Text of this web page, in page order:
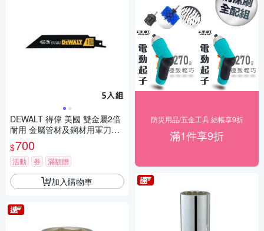
DEWALT 得偉 美國 雙金屬2倍
耐用 金屬管材及鋼材用軍刀鋸
片152mm(5支入) (DWA4186)
$700
活動 券 滿額贈
加入購物車
防災用品/五金工具 結帳享9折
滿1件享9折